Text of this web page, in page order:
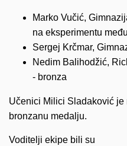
Marko Vučić,
na eksperimentu
Sergej Krčmar,
Nedim Balihodžić,
- bronza
Učenici Milici Sladaković je
bronzanu medalju.
Voditelji ekipe bili su